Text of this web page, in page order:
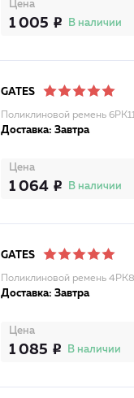
Цена
1 005 В наличии
GATES
Поликлиновой ремень
Доставка: Завтра
Цена
1 064 В наличии
GATES
Поликлиновой ремень
Доставка: Завтра
Цена
1 085 В наличии